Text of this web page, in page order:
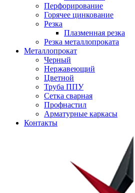
Перфорирование
Горячее цинкование
Резка
Плазменная резка
Резка металлопроката
Металлопрокат
Черный
Нержавеющий
Цветной
Труба ППУ
Сетка сварная
Профнастил
Арматурные каркасы
Контакты